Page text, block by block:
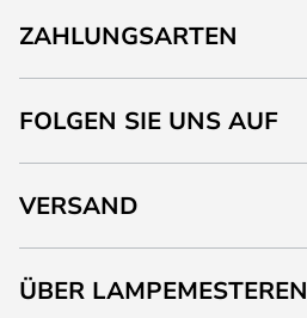
ZAHLUNGSARTEN
FOLGEN SIE UNS AUF
VERSAND
ÜBER LAMPEMESTEREN